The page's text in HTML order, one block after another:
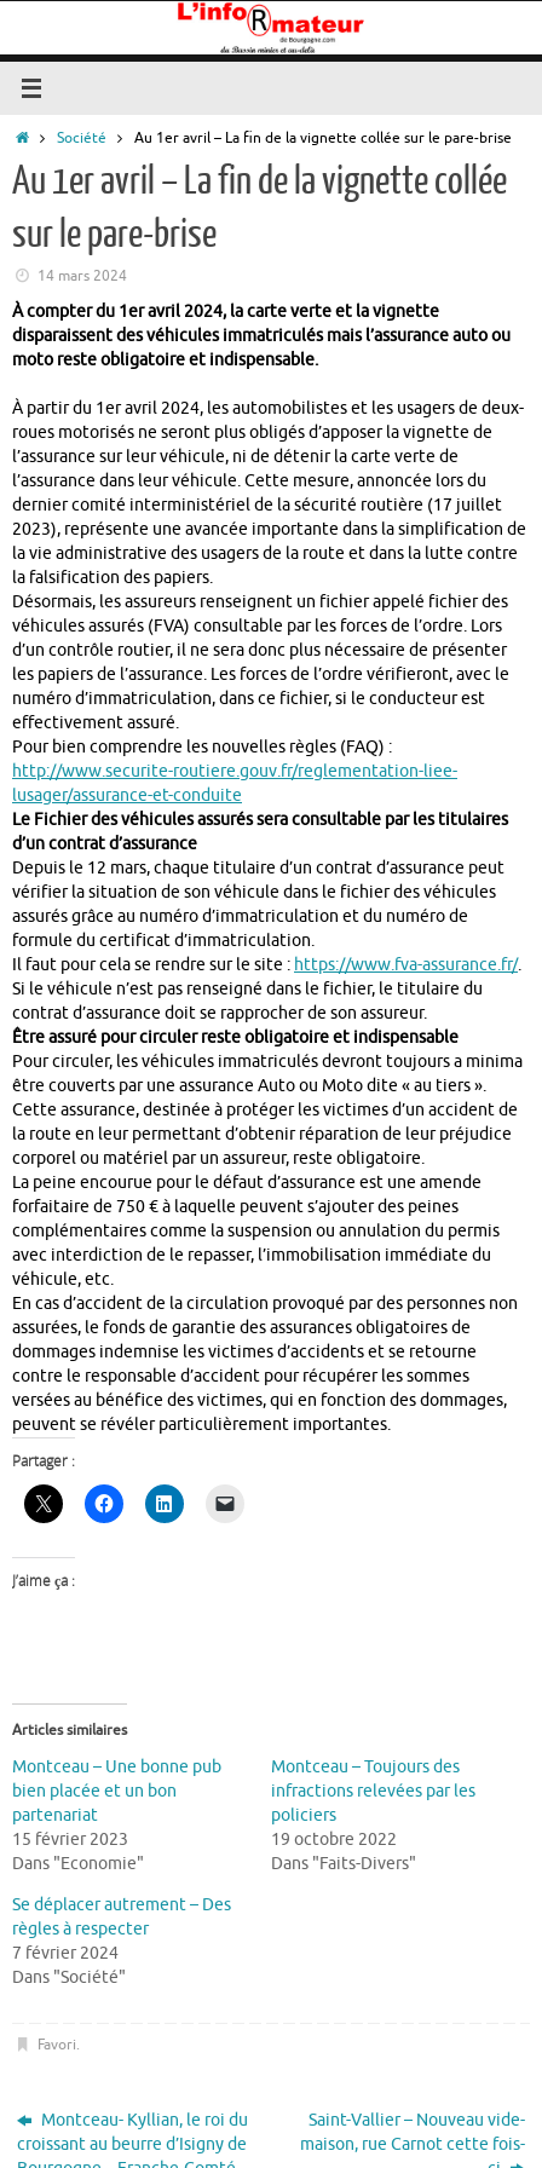
contenu
Accueil
Société Au 1er avril – La fin de la vignette collée sur le pare-brise
Au 1er avril – La fin de la vignette collée
sur le pare-brise
14 mars 2024
À compter du 1er avril 2024, la carte verte et la vignette
disparaissent des véhicules immatriculés mais l’assurance auto ou
moto reste obligatoire et indispensable.
À partir du 1er avril 2024, les automobilistes et les usagers de deux-
roues motorisés ne seront plus obligés d’apposer la vignette de
l’assurance sur leur véhicule, ni de détenir la carte verte de
l’assurance dans leur véhicule. Cette mesure, annoncée lors du
dernier comité interministériel de la sécurité routière (17 juillet
2023), représente une avancée importante dans la simplification de
la vie administrative des usagers de la route et dans la lutte contre
la falsification des papiers.
Désormais, les assureurs renseignent un fichier appelé fichier des
véhicules assurés (FVA) consultable par les forces de l’ordre. Lors
d’un contrôle routier, il ne sera donc plus nécessaire de présenter
les papiers de l’assurance. Les forces de l’ordre vérifieront, avec le
numéro d’immatriculation, dans ce fichier, si le conducteur est
effectivement assuré.
Pour bien comprendre les nouvelles règles (FAQ) :
http://www.securite-routiere.gouv.fr/reglementation-liee-
lusager/assurance-et-conduite
Le Fichier des véhicules assurés sera consultable par les titulaires
d’un contrat d’assurance
Depuis le 12 mars, chaque titulaire d’un contrat d’assurance peut
vérifier la situation de son véhicule dans le fichier des véhicules
assurés grâce au numéro d’immatriculation et du numéro de
formule du certificat d’immatriculation.
Il faut pour cela se rendre sur le site : https://www.fva-assurance.fr/.
Si le véhicule n’est pas renseigné dans le fichier, le titulaire du
contrat d’assurance doit se rapprocher de son assureur.
Être assuré pour circuler reste obligatoire et indispensable
Pour circuler, les véhicules immatriculés devront toujours a minima
être couverts par une assurance Auto ou Moto dite « au tiers ».
Cette assurance, destinée à protéger les victimes d’un accident de
la route en leur permettant d’obtenir réparation de leur préjudice
corporel ou matériel par un assureur, reste obligatoire.
La peine encourue pour le défaut d’assurance est une amende
forfaitaire de 750 € à laquelle peuvent s’ajouter des peines
complémentaires comme la suspension ou annulation du permis
avec interdiction de le repasser, l’immobilisation immédiate du
véhicule, etc.
En cas d’accident de la circulation provoqué par des personnes non
assurées, le fonds de garantie des assurances obligatoires de
dommages indemnise les victimes d’accidents et se retourne
contre le responsable d’accident pour récupérer les sommes
versées au bénéfice des victimes, qui en fonction des dommages,
peuvent se révéler particulièrement importantes.
Partager :
J’aime ça :
Articles similaires
Montceau – Une bonne pub
bien placée et un bon
partenariat
15 février 2023
Dans "Economie"
Montceau – Toujours des
infractions relevées par les
policiers
19 octobre 2022
Dans "Faits-Divers"
Se déplacer autrement – Des
règles à respecter
7 février 2024
Dans "Société"
Favori.
Montceau- Kyllian, le roi du
croissant au beurre d’Isigny de
Saint-Vallier – Nouveau vide-
maison, rue Carnot cette fois-